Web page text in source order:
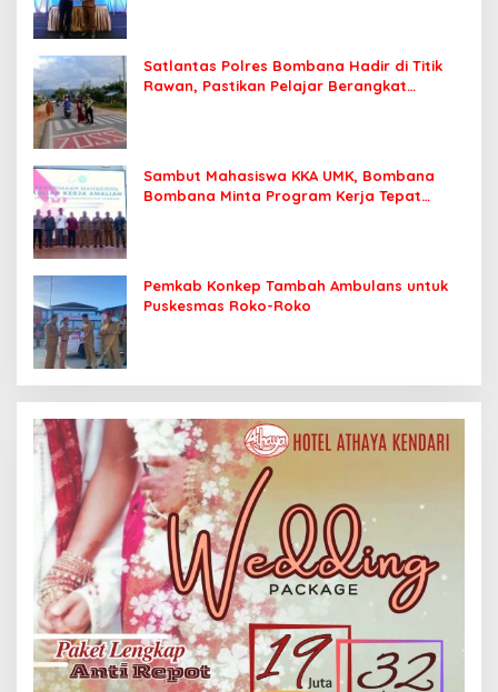
Satlantas Polres Bombana Hadir di Titik
Rawan, Pastikan Pelajar Berangkat
Sambut Mahasiswa KKA UMK, Bombana
Bombana Minta Program Kerja Tepat
Pemkab Konkep Tambah Ambulans untuk
Puskesmas Roko-Roko